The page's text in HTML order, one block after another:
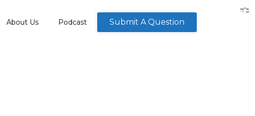
About Us Podcast Submit A Question